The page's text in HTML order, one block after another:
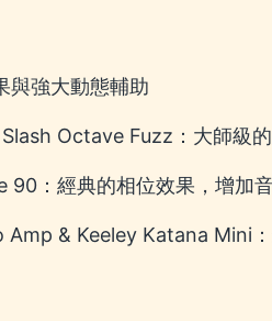
與強大動態輔助
Octave Fuzz：大師級的
90：經典的相位效果，增加
& Keeley Katana Mini